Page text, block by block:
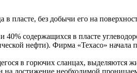
пласте, без добычи его на
40% содержащихся в пласте
нефти). Фирма «Техасо»
в горючих сланцах, выделяются
достижение необходимой